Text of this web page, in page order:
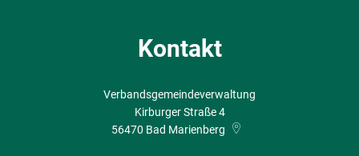
Kontakt
Verbandsgemeindeverwaltung
Kirburger Straße 4
56470 Bad Marienberg